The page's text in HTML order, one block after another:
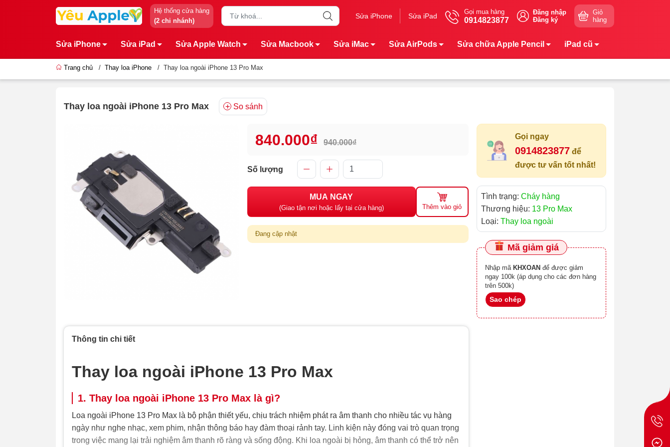
Hệ thống cửa hàng
(2 chi nhánh)
Sửa iPhone Sửa iPad
Gọi mua hàng
0914823877
Đăng nhập
Đăng ký
Giỏ
hàng
Sửa iPhone Sửa iPad Sửa Apple Watch Sửa Macbook Sửa iMac Sửa AirPods Sửa chữa Apple Pencil iPad cũ
Trang chủ / Thay loa iPhone / Thay loa ngoài iPhone 13 Pro Max
Thay loa ngoài iPhone 13 Pro Max So sánh
840.000₫ 940.000₫
Số lượng
MUA NGAY
(Giao tận nơi hoặc lấy tại cửa hàng) Thêm vào giỏ
Đang cập nhật
Gọi ngay
0914823877 để
được tư vấn tốt nhất!
Tình trạng: Cháy hàng
Thương hiệu: 13 Pro Max
Loại: Thay loa ngoài
Mã giảm giá
Nhập mã KHXOAN
ngay 100k (áp dụng cho các đơn hàng
trên 500k)
Sao chép
Thông tin chi tiết
Thay loa ngoài iPhone 13 Pro Max
1. Thay loa ngoài iPhone 13 Pro Max là gì?
Loa ngoài iPhone 13 Pro Max là bộ phận thiết yếu, chịu trách nhiệm phát ra âm thanh cho nhiều tác vụ hàng
ngày như nghe nhạc, xem phim, nhận thông báo hay đàm thoại rảnh tay. Linh kiện này đóng vai trò quan trọng
trong việc mang lại trải nghiệm âm thanh rõ ràng và sống động. Khi loa ngoài bị hỏng, âm thanh có thể trở nên